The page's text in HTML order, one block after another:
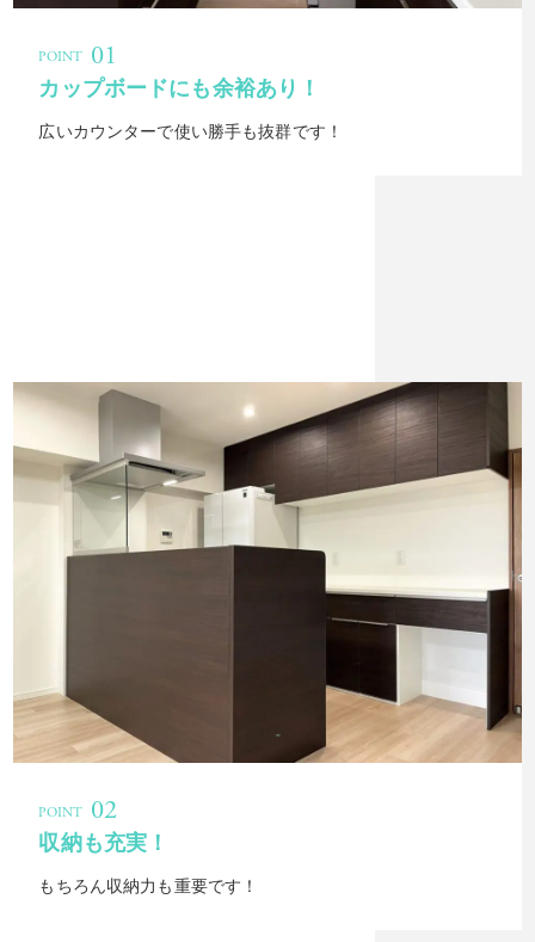
カップボードにも余裕あり！
広いカウンターで使い勝手も抜群です！
収納も充実！
もちろん収納力も重要です！